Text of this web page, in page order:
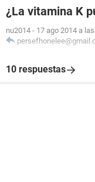
¿La vitamina K
nu2014 - 17 ago 2014 a
10 respuestas